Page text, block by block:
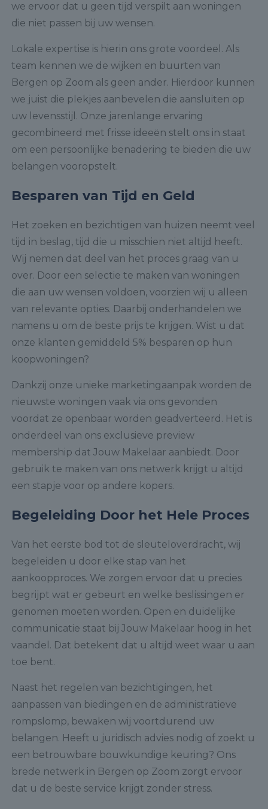
we ervoor dat u geen tijd verspilt aan woningen
die niet passen bij uw wensen.
Lokale expertise is hierin ons grote voordeel. Als
team kennen we de wijken en buurten van
Bergen op Zoom als geen ander. Hierdoor kunnen
we juist die plekjes aanbevelen die aansluiten op
uw levensstijl. Onze jarenlange ervaring
gecombineerd met frisse ideeën stelt ons in staat
om een persoonlijke benadering te bieden die uw
belangen vooropstelt.
Besparen van Tijd en Geld
Het zoeken en bezichtigen van huizen neemt veel
tijd in beslag, tijd die u misschien niet altijd heeft.
Wij nemen dat deel van het proces graag van u
over. Door een selectie te maken van woningen
die aan uw wensen voldoen, voorzien wij u alleen
van relevante opties. Daarbij onderhandelen we
namens u om de beste prijs te krijgen. Wist u dat
onze klanten gemiddeld 5% besparen op hun
koopwoningen?
Dankzij onze unieke marketingaanpak worden de
nieuwste woningen vaak via ons gevonden
voordat ze openbaar worden geadverteerd. Het is
onderdeel van ons exclusieve preview
membership dat Jouw Makelaar aanbiedt. Door
gebruik te maken van ons netwerk krijgt u altijd
een stapje voor op andere kopers.
Begeleiding Door het Hele Proces
Van het eerste bod tot de sleuteloverdracht, wij
begeleiden u door elke stap van het
aankoopproces. We zorgen ervoor dat u precies
begrijpt wat er gebeurt en welke beslissingen er
genomen moeten worden. Open en duidelijke
communicatie staat bij Jouw Makelaar hoog in het
vaandel. Dat betekent dat u altijd weet waar u aan
toe bent.
Naast het regelen van bezichtigingen, het
aanpassen van biedingen en de administratieve
rompslomp, bewaken wij voortdurend uw
belangen. Heeft u juridisch advies nodig of zoekt u
een betrouwbare bouwkundige keuring? Ons
brede netwerk in Bergen op Zoom zorgt ervoor
dat u de beste service krijgt zonder stress.